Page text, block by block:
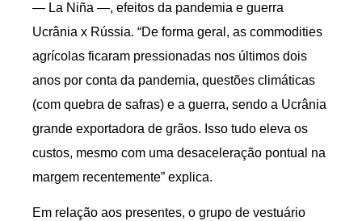
— La Niña —, efeitos da pandemia e guerra
Ucrânia x Rússia. “De forma geral, as commodities
agrícolas ficaram pressionadas nos últimos dois
anos por conta da pandemia, questões climáticas
(com quebra de safras) e a guerra, sendo a Ucrânia
grande exportadora de grãos. Isso tudo eleva os
custos, mesmo com uma desaceleração pontual na
margem recentemente” explica.
Em relação aos presentes, o grupo de vestuário